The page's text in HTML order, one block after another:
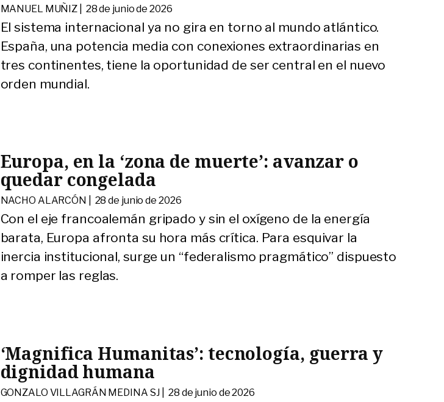
MANUEL MUÑIZ | 28 de junio de 2026
El sistema internacional ya no gira en torno al mundo atlántico.
España, una potencia media con conexiones extraordinarias en
tres continentes, tiene la oportunidad de ser central en el nuevo
orden mundial.
Europa, en la ‘zona de muerte’: avanzar o
quedar congelada
NACHO ALARCÓN | 28 de junio de 2026
Con el eje francoalemán gripado y sin el oxígeno de la energía
barata, Europa afronta su hora más crítica. Para esquivar la
inercia institucional, surge un “federalismo pragmático” dispuesto
a romper las reglas.
‘Magnifica Humanitas’: tecnología, guerra y
dignidad humana
GONZALO VILLAGRÁN MEDINA SJ |28 de junio de 2026